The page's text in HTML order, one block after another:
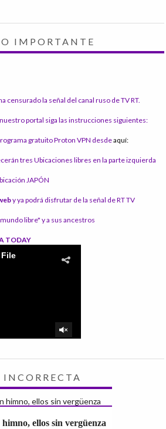
IMPORTANTE
censurado la señal del canal ruso de TV RT.
portal siga las instrucciones siguientes:
gratuito Proton VPN desdeaquí:
tres Ubicaciones libres en la parte izquierda
JAPÓN
y ya podrá disfrutar de la señal de RT TV
libre" y a sus ancestros
TODAY
ellos sin vergüenza